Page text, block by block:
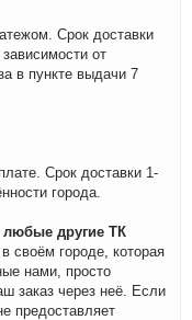
Срок доставки
от
в пункте выдачи 7
Срок доставки 1-
города.
другие ТК
своём городе, которая
нами, просто
заказ через неё. Если
предоставляет